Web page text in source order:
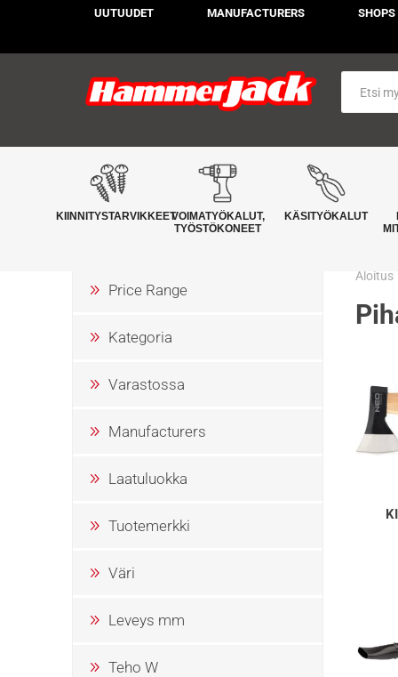
UUTUUDET MANUFACTURERS SHOPS
KIINNITYSTARVIKKEETVOIMATYÖKALUT,
TYÖSTÖKONEET
KÄSITYÖKALUT
Aloitus
Price Range
Kategoria
Varastossa
Manufacturers
Laatuluokka
Tuotemerkki
Väri
Leveys mm
Teho W